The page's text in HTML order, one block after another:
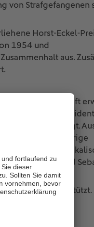
von Strafgefangenen
Horst-Eckel-
1954 und
aus.
und Gesellschaft
angekündigt.
der langjährige
dabei. Den
Stiefvatter und
Telekom unterstützt.